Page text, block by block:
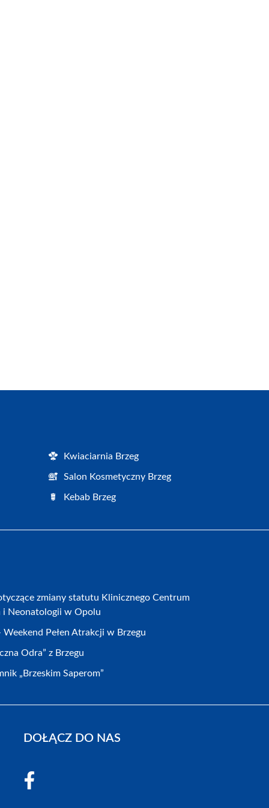
Kwiaciarnia Brzeg
Salon Kosmetyczny Brzeg
Kebab Brzeg
zmiany statutu Klinicznego Centrum
i Neonatologii w Opolu
Pełen Atrakcji w Brzegu
Odra” z Brzegu
„Brzeskim Saperom”
DOŁĄCZ DO NAS